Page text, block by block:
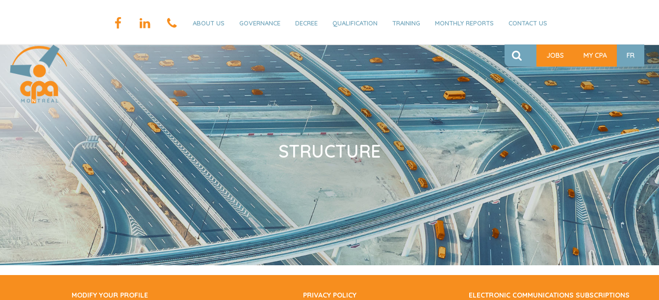
ABOUT US GOVERNANCE DECREE QUALIFICATION TRAINING MONTHLY REPORTS CONTACT US
JOBS MY CPA FR
STRUCTURE
MODIFY YOUR PROFILE PRIVACY POLICY ELECTRONIC COMMUNICATIONS SUBSCRIPTIONS